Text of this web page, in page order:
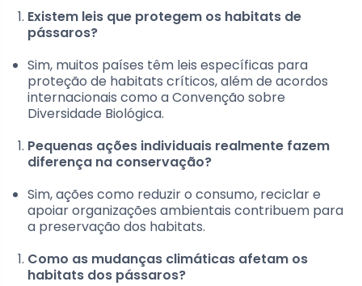
Existem leis que protegem os habitats de
pássaros?
Sim, muitos países têm leis específicas para
proteção de habitats críticos, além de acordos
internacionais como a Convenção sobre
Diversidade Biológica.
Pequenas ações individuais realmente fazem
diferença na conservação?
Sim, ações como reduzir o consumo, reciclar e
apoiar organizações ambientais contribuem para
a preservação dos habitats.
Como as mudanças climáticas afetam os
habitats dos pássaros?